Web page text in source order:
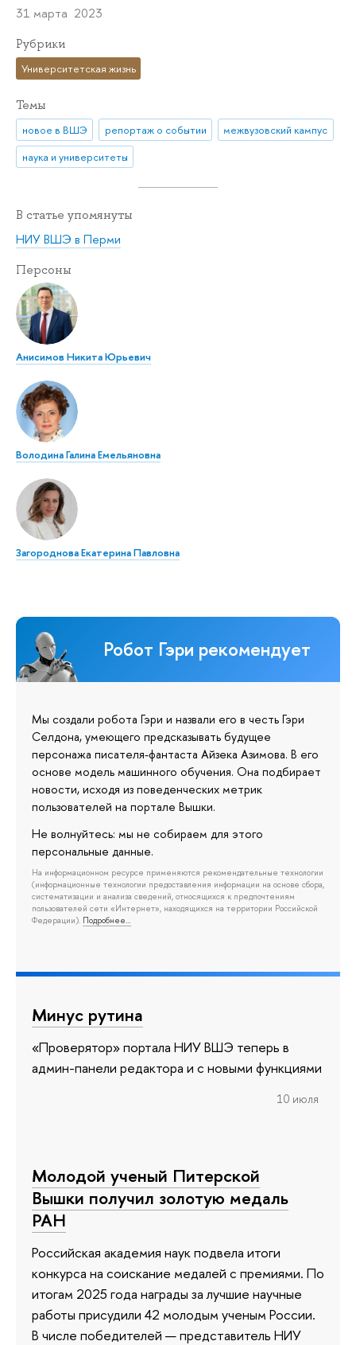
31 марта 2023
Рубрики
Университетская жизнь
Темы
новое в ВШЭ репортаж о событии
межвузовский кампус
наука и университеты
В статье упомянуты
НИУ ВШЭ в Перми
Персоны
Анисимов Никита Юрьевич
Володина Галина Емельяновна
Загороднова Екатерина Павловна
Робот Гэри рекомендует
Мы создали робота Гэри и назвали его в честь Гэри
Селдона, умеющего предсказывать будущее
персонажа писателя-фантаста Айзека Азимова. В его
основе модель машинного обучения. Она подбирает
новости, исходя из поведенческих метрик
пользователей на портале Вышки.
Не волнуйтесь: мы не собираем для этого
персональные данные.
На информационном ресурсе применяются рекомендательные технологии
(информационные технологии предоставления информации на основе сбора,
систематизации и анализа сведений, относящихся к предпочтениям
пользователей сети «Интернет», находящихся на территории Российской
Федерации). Подробнее…
Минус рутина
«Проверятор» портала НИУ ВШЭ теперь в
админ-панели редактора и с новыми функциями
10 июля
Молодой ученый Питерской
Вышки получил золотую медаль
РАН
Российская академия наук подвела итоги
конкурса на соискание медалей с премиями. По
итогам 2025 года награды за лучшие научные
работы присудили 42 молодым ученым России.
В числе победителей — представитель НИУ